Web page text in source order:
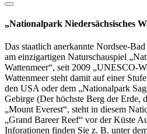
„Nationalpark Niedersächsisches
Das staatlich anerkannte Nordsee-
am einzigartigen Naturschauspiel
Wattenmeer“, seit 2009 „UNESCO-
Wattenmeer steht damit auf einer
den USA oder dem „Nationalpark
Gebirge (Der höchste Berg der Erde,
„Mount Everest“, steht in diesem
„Grand Bareer Reef“ vor der Küste
Inforationen finden Sie z. B. unter